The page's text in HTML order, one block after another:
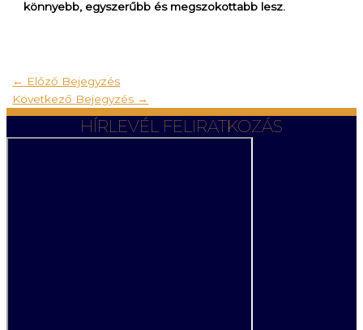
könnyebb, egyszerűbb és megszokottabb lesz.
← Előző Bejegyzés
Következő Bejegyzés →
HÍRLEVÉL FELIRATKOZÁS